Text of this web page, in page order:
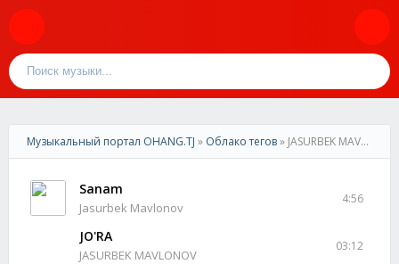
Музыкальный портал OHANG.TJ » Облако тегов» JASURBEK MAVLONOV
Sanam
Jasurbek Mavlonov
4:56
JO'RA
JASURBEK MAVLONOV
03:12